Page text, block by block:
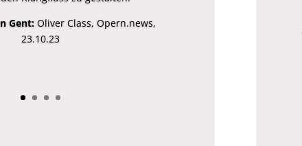
Gent:Oliver Class, Opern.news,
23.10.23